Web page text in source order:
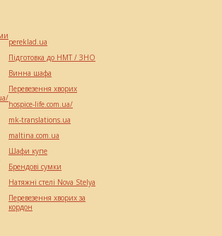
pereklad.ua
Підготовка до НМТ / ЗНО
Винна шафа
Перевезення хворих
hospice-life.com.ua/
mk-translations.ua
maltina.com.ua
Шафи купе
Брендові сумки
Натяжні стелі Nova Stelya
Перевезення хворих за
кордон